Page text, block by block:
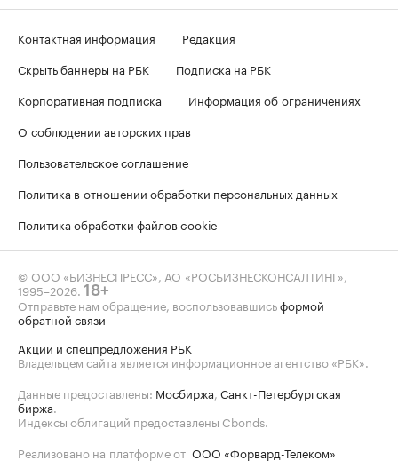
Контактная информация
Редакция
Скрыть баннеры на РБК
Подписка на РБК
Корпоративная подписка
Информация об ограничениях
О соблюдении авторских прав
Пользовательское соглашение
Политика в отношении обработки персональных данных
Политика обработки файлов cookie
© ООО «БИЗНЕСПРЕСС», АО «РОСБИЗНЕСКОНСАЛТИНГ»,
1995–2026. 18+
Отправьте нам обращение, воспользовавшисьформой
обратной связи
Акции и спецпредложения РБК
Владельцем сайта является информационное агентство «РБК».
Данные предоставлены: Мосбиржа, Санкт-Петербургская
биржа.
Индексы облигаций предоставлены Cbonds.
Реализовано на платформе от ООО «Форвард-Телеком»